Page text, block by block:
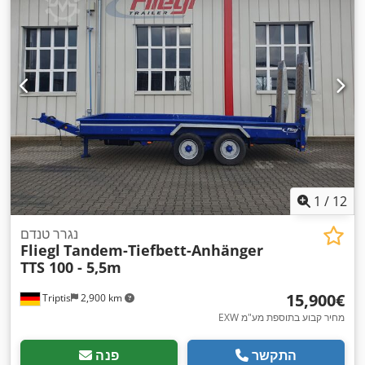
גודל צמיג: 235/75 R17,5" , צבע:כחול
1 / 12
Triptis 2,900 km
נגרר טנדם
Fliegl Tandem-Tiefbett-Anhänger
TTS 100 - 5,5m
‏15,900 ‏€
EXW מחיר קבוע בתוספת מע"מ
פנה התקשר